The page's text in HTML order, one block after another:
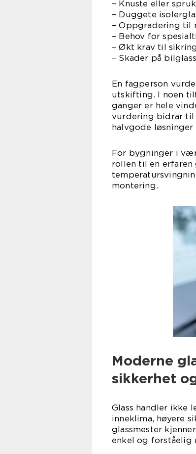
– Knuste eller
– Duggete
– Oppgradering til
– Behov for
– Økt krav til
– Skader på
En fagperson
utskifting. I noen
ganger er hele
vurdering bidrar til
halvgode
For bygninger i
rollen til en erfaren
montering.
Moderne
sikkerhet
Glass handler ikke
inneklima, høyere
glassmester
enkel og forståelig